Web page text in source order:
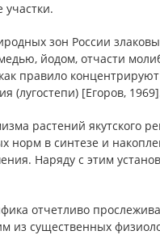
зон России
йодом, отчасти
правило
(лугостепи) [Егоров,
растений якутского
норм в синтезе и
Наряду с этим
отчетливо
из существенных